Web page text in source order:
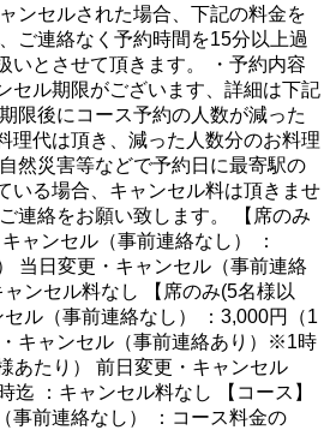
ンセルされた場合、下記の料金を
ご連絡なく予約時間を15分以上過
いとさせて頂きます。 ・予約内容
セル期限がございます、詳細は下記
限後にコース予約の人数が減った
理代は頂き、減った人数分のお料理
然災害等などで予約日に最寄駅の
いる場合、キャンセル料は頂きませ
連絡をお願い致します。 【席のみ
ャンセル（事前連絡なし） ：
当日変更・キャンセル（事前連絡
ンセル料なし 【席のみ(5名様以
セル（事前連絡なし） ：3,000円（1
キャンセル（事前連絡あり）※1時
あたり） 前日変更・キャンセル
迄 ：キャンセル料なし 【コース】
事前連絡なし） ：コース料金の